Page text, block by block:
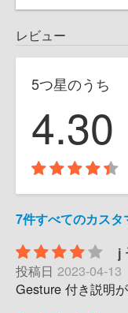
レビュー
5つ星のうち
4.30
7件すべてのカスタ
j
投稿日 2023-04-13
Gesture 付き説明